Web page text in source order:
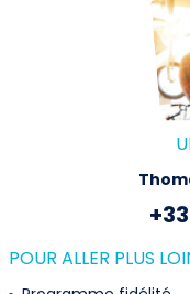
POUR ALLER PLUS